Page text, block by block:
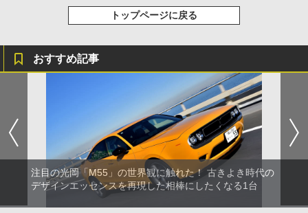
トップページに戻る
おすすめ記事
注目の光岡「M55」の世界観に触れた！ 古きよき時代の
デザインエッセンスを再現した相棒にしたくなる1台